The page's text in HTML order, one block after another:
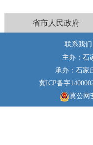
省市人民政府
联系我们
主办：石
承办：石家
冀ICP备字
冀公网